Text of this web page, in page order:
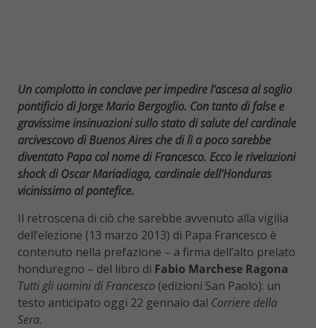
Un complotto in conclave per impedire l’ascesa al soglio
pontificio di Jorge Mario Bergoglio. Con tanto di false e
gravissime insinuazioni sullo stato di salute del cardinale
arcivescovo di Buenos Aires che di lì a poco sarebbe
diventato Papa col nome di Francesco. Ecco le rivelazioni
shock di Oscar Mariadiaga, cardinale dell’Honduras
vicinissimo al pontefice.
Il retroscena di ciò che sarebbe avvenuto alla vigilia
dell’elezione (13 marzo 2013) di Papa Francesco è
contenuto nella prefazione – a firma dell’alto prelato
honduregno – del libro di Fabio Marchese Ragona
Tutti gli uomini di Francesco (edizioni San Paolo): un
testo anticipato oggi 22 gennaio dal Corriere della
Sera.